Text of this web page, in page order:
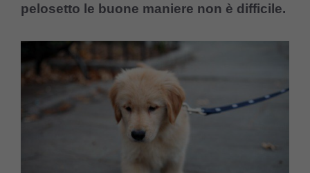
pelosetto le buone maniere non è difficile.